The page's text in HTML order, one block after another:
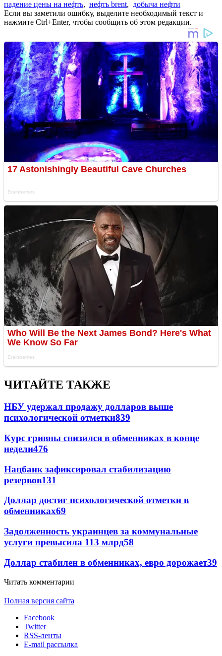
падение цены на нефть, нефть brent, добыча нефти
Если вы заметили ошибку, выделите необходимый текст и
нажмите Ctrl+Enter, чтобы сообщить об этом редакции.
ЧИТАЙТЕ ТАКЖЕ
НБУ удержал продажу долларов выше
психологической отметки839
Курс гривны снизился в обменниках в конце
недели476
Нацбанк зафиксировал стабилизацию
резервов131
Доллар достиг психологической отметки в
обменниках69
Задолженность украинцев за коммунальные
услуги превысила 113 млрд58
Доллар стабилен в обменниках, евро дорожает39
Читать комментарии
Полная версия сайта
Facebook
Twitter
RSS-ленты
E-mail рассылка